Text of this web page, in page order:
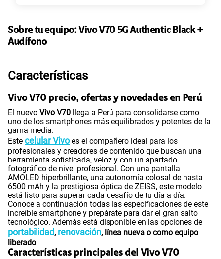
Ver más planes
Sobre tu equipo: Vivo V70 5G Authentic Black +
Audífono
Características
Vivo V70 precio, ofertas y novedades en Perú
El nuevo Vivo V70 llega a Perú para consolidarse como
uno de los smartphones más equilibrados y potentes de la
gama media.
Este celular Vivoes el compañero ideal para los
profesionales y creadores de contenido que buscan una
herramienta sofisticada, veloz y con un apartado
fotográfico de nivel profesional. Con una pantalla
AMOLED hiperbrillante, una autonomía colosal de hasta
6500 mAh y la prestigiosa óptica de ZEISS, este modelo
está listo para superar cada desafío de tu día a día.
Conoce a continuación todas las especificaciones de este
increíble smartphone y prepárate para dar el gran salto
tecnológico. Además está disponible en las opciones de
portabilidad, renovación, línea nueva o como equipo
liberado.
Características principales del Vivo V70